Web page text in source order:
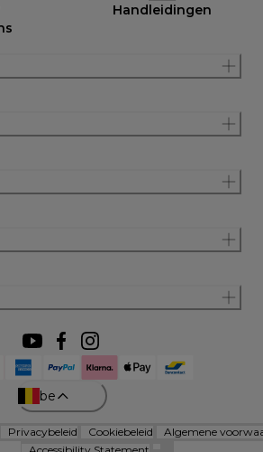
Handleidingen
be
Privacybeleid Cookiebeleid
Algemene